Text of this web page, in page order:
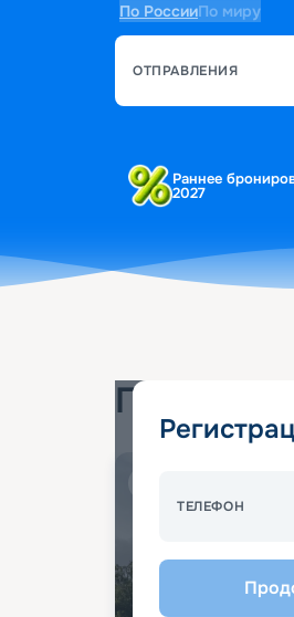
По РоссииПо миру
ОТПРАВЛЕНИЯ
Раннее
2027
ТЕЛЕФОН